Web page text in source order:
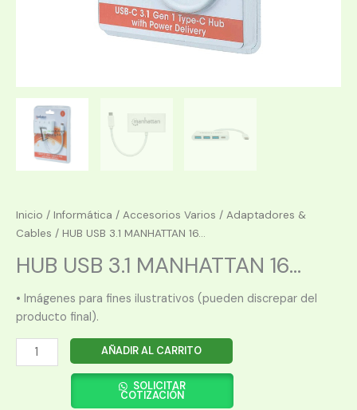
Inicio / Informática / Accesorios Varios / Adaptadores &
Cables / HUB USB 3.1 MANHATTAN 16...
HUB USB 3.1 MANHATTAN 16...
• Imágenes para fines ilustrativos (pueden discrepar del
producto final).
HUB
USB
AÑADIR AL CARRITO
SOLICITAR
COTIZACIÓN